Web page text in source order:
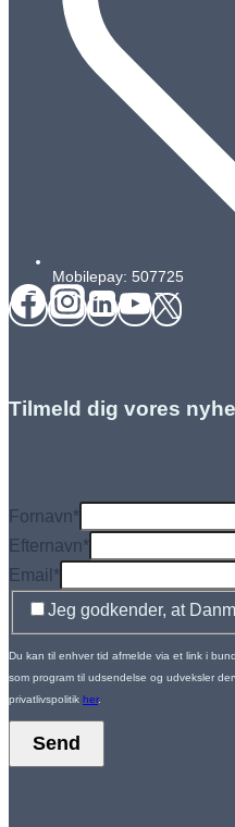
Mobilepay: 507725
Tilmeld dig vores
Fornavn*
Efternavn*
Email *
Jeg godkender, at
Du kan til enhver tid afmelde via et link i
som program til udsendelse og udveksler
privatlivspolitik her.
Send